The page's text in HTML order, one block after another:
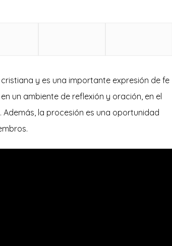
y es una importante expresión de fe
un ambiente de reflexión y oración, en el
la procesión es una oportunidad